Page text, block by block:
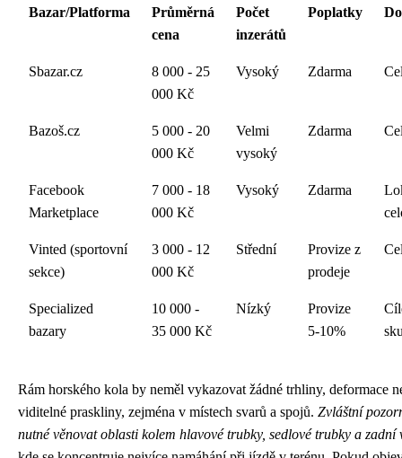
Bazar/Platforma
Průměrná
cena
Počet
inzerátů
Poplatky
Sbazar.cz
8 000 - 25
000 Kč
Vysoký Zdarma
Bazoš.cz
5 000 - 20
000 Kč
Velmi
vysoký
Zdarma
Facebook
Marketplace
7 000 - 18
000 Kč
Vysoký Zdarma
Vinted (sportovní
sekce)
3 000 - 12
000 Kč
Střední
Provize z
prodeje
Specialized
bazary
10 000 -
35 000 Kč
Nízký
Provize
5-10%
Rám horského kola by neměl vykazovat žádné trhliny, deformace
viditelné praskliny, zejména v místech svarů a spojů. Zvláštní
nutné věnovat oblasti kolem hlavové trubky, sedlové trubky a zadní